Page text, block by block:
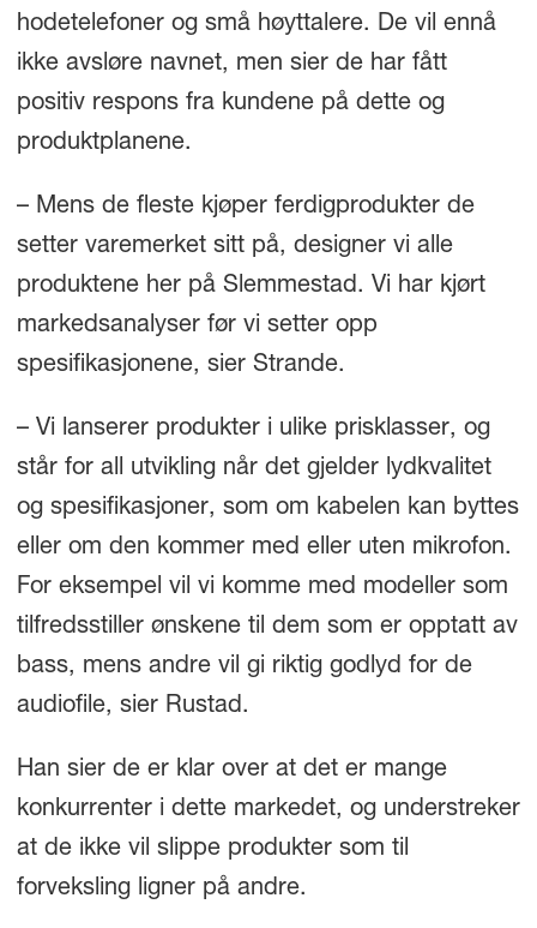
hodetelefoner og små høyttalere. De vil ennå
ikke avsløre navnet, men sier de har fått
positiv respons fra kundene på dette og
produktplanene.
– Mens de fleste kjøper ferdigprodukter de
setter varemerket sitt på, designer vi alle
produktene her på Slemmestad. Vi har kjørt
markedsanalyser før vi setter opp
spesifikasjonene, sier Strande.
– Vi lanserer produkter i ulike prisklasser, og
står for all utvikling når det gjelder lydkvalitet
og spesifikasjoner, som om kabelen kan byttes
eller om den kommer med eller uten mikrofon.
For eksempel vil vi komme med modeller som
tilfredsstiller ønskene til dem som er opptatt av
bass, mens andre vil gi riktig godlyd for de
audiofile, sier Rustad.
Han sier de er klar over at det er mange
konkurrenter i dette markedet, og understreker
at de ikke vil slippe produkter som til
forveksling ligner på andre.